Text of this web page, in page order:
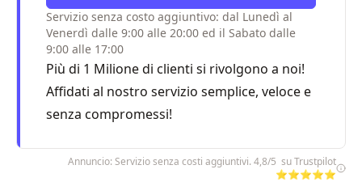
Servizio senza costo aggiuntivo: dal Lunedì al
Venerdì dalle 9:00 alle 20:00 ed il Sabato dalle
9:00 alle 17:00
Più di 1 Milione di clienti si rivolgono a noi!
Affidati al nostro servizio semplice, veloce e
senza compromessi!
Annuncio: Servizio senza costi aggiuntivi. 4,8/5 su Trustpilot
⭐⭐⭐⭐⭐